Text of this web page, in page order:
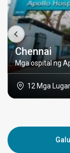
Chennai
Mga ospital ng
12 Mga Lugar